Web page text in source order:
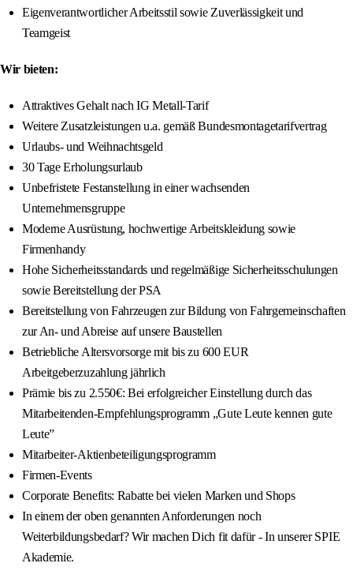
Eigenverantwortlicher Arbeitsstil sowie Zuverlässigkeit und
Teamgeist
Wir bieten:
Attraktives Gehalt nach IG Metall-Tarif
Weitere Zusatzleistungen u.a. gemäß Bundesmontagetarifvertrag
Urlaubs- und Weihnachtsgeld
30 Tage Erholungsurlaub
Unbefristete Festanstellung in einer wachsenden
Unternehmensgruppe
Moderne Ausrüstung, hochwertige Arbeitskleidung sowie
Firmenhandy
Hohe Sicherheitsstandards und regelmäßige Sicherheitsschulungen
sowie Bereitstellung der PSA
Bereitstellung von Fahrzeugen zur Bildung von Fahrgemeinschaften
zur An- und Abreise auf unsere Baustellen
Betriebliche Altersvorsorge mit bis zu 600 EUR
Arbeitgeberzuzahlung jährlich
Prämie bis zu 2.550€: Bei erfolgreicher Einstellung durch das
Mitarbeitenden-Empfehlungsprogramm „Gute Leute kennen gute
Leute”
Mitarbeiter-Aktienbeteiligungsprogramm
Firmen-Events
Corporate Benefits: Rabatte bei vielen Marken und Shops
In einem der oben genannten Anforderungen noch
Weiterbildungsbedarf? Wir machen Dich fit dafür - In unserer SPIE
Akademie.